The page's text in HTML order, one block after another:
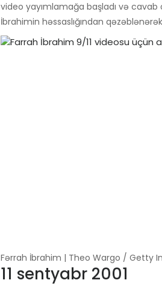
video yayımlamağa başladı və
İbrahimin həssaslığından
Fərrah İbrahim | Theo Wargo / Getty
11 sentyabr 2001